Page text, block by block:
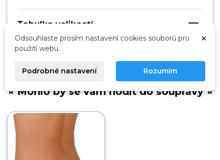
Tabulka velikostí
Kdy dostanu zboží?
⭐ Mohlo by se vám hodit do soupravy ⭐
×
Odsouhlaste prosím nastavení cookies souborů pro
použití webu.
Podrobné nastavení Rozumím